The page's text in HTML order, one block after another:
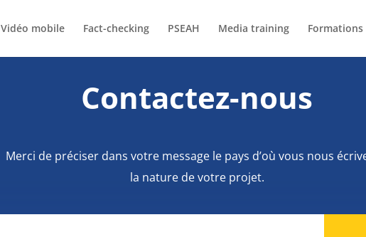
Vidéo mobile Fact-checking PSEAH Media training Formations
Contactez-nous
Merci de préciser dans votre message le pays d’où vous nous
la nature de votre projet.